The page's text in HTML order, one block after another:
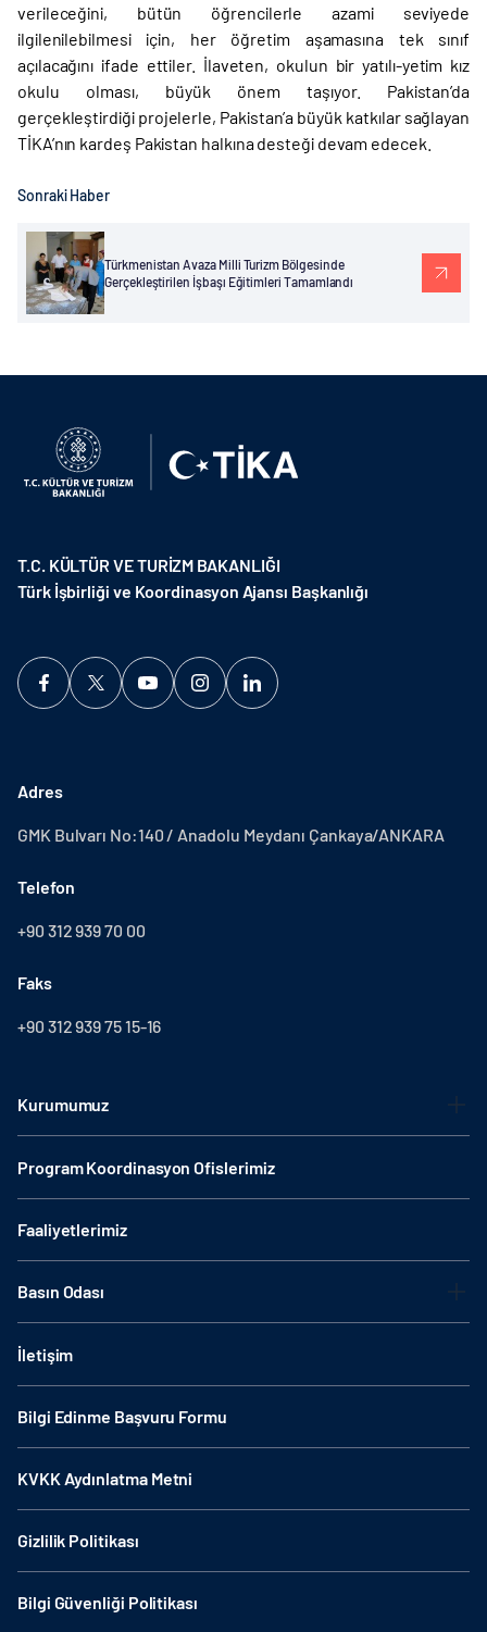
verileceğini, bütün öğrencilerle azami seviyede
ilgilenilebilmesi için, her öğretim aşamasına tek sınıf
açılacağını ifade ettiler. İlaveten, okulun bir yatılı-yetim kız
okulu olması, büyük önem taşıyor. Pakistan’da
gerçekleştirdiği projelerle, Pakistan’a büyük katkılar sağlayan
TİKA’nın kardeş Pakistan halkına desteği devam edecek.
Sonraki Haber
Türkmenistan Avaza Milli Turizm Bölgesinde
Gerçekleştirilen İşbaşı Eğitimleri Tamamlandı
T.C. KÜLTÜR VE TURİZM BAKANLIĞI
Türk İşbirliği ve Koordinasyon Ajansı Başkanlığı
Adres
GMK Bulvarı No:140 / Anadolu Meydanı Çankaya/ANKARA
Telefon
+90 312 939 70 00
Faks
+90 312 939 75 15-16
Kurumumuz
Program Koordinasyon Ofislerimiz
Faaliyetlerimiz
Basın Odası
İletişim
Bilgi Edinme Başvuru Formu
KVKK Aydınlatma Metni
Gizlilik Politikası
Bilgi Güvenliği Politikası